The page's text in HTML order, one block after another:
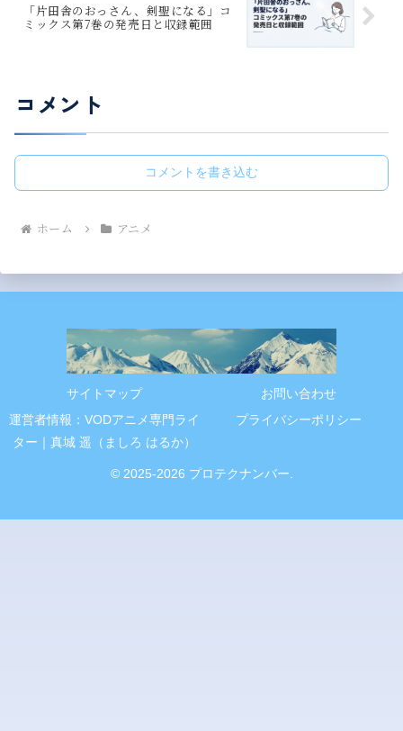
「片田舎のおっさん、剣聖になる」コ
ミックス第7巻の発売日と収録範囲
コメント
コメントを書き込む
ホーム アニメ
サイトマップ
お問い合わせ
運営者情報：VODアニメ専門ライ
ター｜真城 遥（ましろ はるか）
プライバシーポリシー
© 2025-2026 プロテクナンバー.